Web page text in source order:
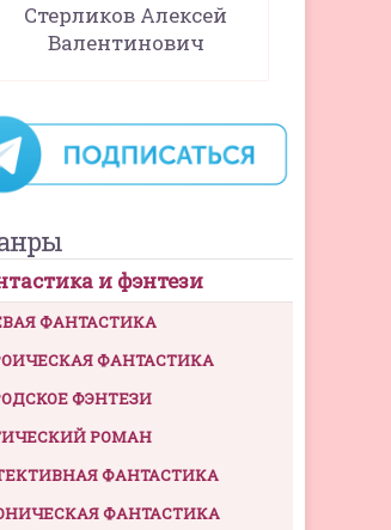
Стерликов Алексей
Валентинович
и фэнтези
ФАНТАСТИКА
ФАНТАСТИКА
ФЭНТЕЗИ
РОМАН
ФАНТАСТИКА
ФАНТАСТИКА